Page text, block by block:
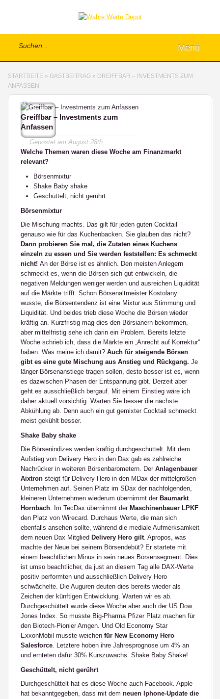
Menü
STARTSEITE » GASTBEITRAG » GREIFFBAR – INVESTMENTS ZUM
ANFASSEN
3
Greiffbar – Investments zum
Anfassen
Gepostet amAugust 28th
Welche Themen waren diese Woche am Finanzmarkt
relevant?
Börsenmixtur
Shake Baby shake
Geschüttelt, nicht gerührt
Börsenmixtur
Die Mischung machts. Das gilt für jeden guten Cocktail
genauso wie für das Kuchenbacken. Sie glauben das nicht?
Dann probieren Sie mal, die Zutaten eines Kuchens
einzeln zu essen und Sie werden feststellen: Es schmeckt
nicht! An der Börse ist es ähnlich. Den meisten Anlegern
schmeckt es, wenn die Börsen sich gut entwickeln, die
negativen Meldungen weniger werden und ausreichen Liquidität
auf die Märkte trifft. Schon Börsenaltmeister Kostolany
wusste, die Börsentendenz ist eine Mixtur aus Stimmung und
Liquidität. Und beides trieb diese Woche die Börsen wieder
kräftig an. Kurzfristig mag dies den Börsianern bekommen,
aber mittelfristig sehe ich darin ein Problem. Bereits letzte
Woche schrieb ich, dass die Märkte ein „Anrecht auf Korrektur“
haben. Was meine ich damit? Auch für steigende Börsen
gibt es eine gute Mischung aus Anstieg und Rückgang. Je
länger Börsenanstiege tragen sollen, desto besser ist es, wenn
es dazwischen Phasen der Entspannung gibt. Derzeit aber
geht es ausschließlich bergauf. Mit einem Einstieg wäre ich
daher aktuell vorsichtig. Warten Sie besser die nächste
Abkühlung ab. Denn auch ein gut gemixter Cocktail schmeckt
meist gekühlt besser.
Shake Baby shake
Die Börsenindizes werden kräftig durchgeschüttelt. Mit dem
Aufstieg von Delivery Hero in den Dax gab es zahlreiche
Nachrücker in weiteren Börsenbarometern. Der Anlagenbauer
Aixtron steigt für Delivery Hero in den MDax der mittelgroßen
Unternehmen auf. Seinen Platz im SDax der nachfolgenden,
kleineren Unternehmen wiederum übernimmt der Baumarkt
Hornbach. Im TecDax übernimmt der Maschinenbauer LPKF
den Platz von Wirecard. Durchaus Werte, die man sich
ebenfalls ansehen sollte, während die mediale Aufmerksamkeit
dem neuen Dax Mitglied Delivery Hero gilt. Apropos, was
machte der Neue bei seinem Börsendebüt? Er startete mit
einem beachtlichen Minus in sein neues Börsensegment. Dies
ist umso beachtlicher, da just an diesem Tag alle DAX-Werte
positiv performten und ausschließlich Delivery Hero
schwächelte. Die Auguren deuten dies bereits wieder als
Zeichen der künftigen Entwicklung. Warten wir es ab.
Durchgeschüttelt wurde diese Woche aber auch der US Dow
Jones Index. So musste Big-Pharma Pfizer Platz machen für
den Biotech-Pionier Amgen. Und Old Economy Star
ExxonMobil musste weichen für New Economy Hero
Salesforce. Letztere hoben ihre Jahresprognose um 4% an
und ernteten dafür 30% Kurszuwachs. Shake Baby Shake!
Geschüttelt, nicht gerührt
Durchgeschüttelt hat es diese Woche auch Facebook. Apple
hat bekanntgegeben, dass mit dem neuen Iphone-Update die